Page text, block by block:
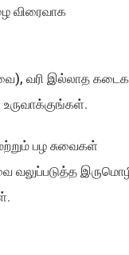
விரைவாக
வரி இல்லாத
பழ சுவைகள்
வலுப்படுத்த